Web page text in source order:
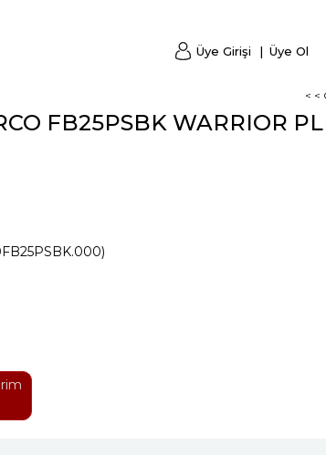
Üye Girişi Üye Ol
< <
FB25PSBK WARRIOR